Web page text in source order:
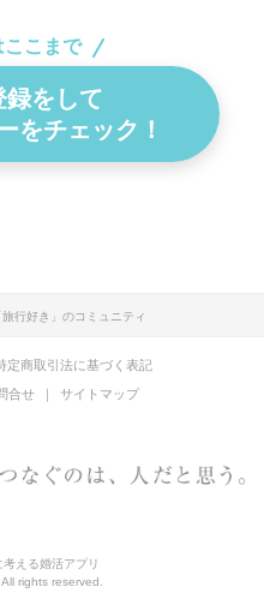
ここまで
録をして
をチェック！
旅行好き」のコミュニティ
定商取引法に基づく表記
合せ サイトマップ
える婚活アプリ
rights reserved.